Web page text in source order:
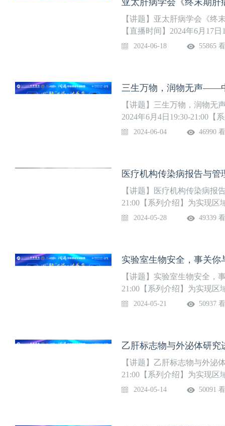
亚太肝病学会《终末期
【讲题】亚太肝病学会《终
【直播时间】2024年6月17
服务同质化，完善感染科人
2024-06-18 55865
三生万物，润物无声——
【讲题】三生万物，润物
2024年6月4日19:30-21:00【
善感染科人才梯队，华中科
2024-06-04 46990
医疗机构传染病报告与管
【讲题】医疗机构传染病报
21:00【系列介绍】为实现
队，华中科技大学同济医学
2024-05-28 49339
实验室生物安全，事关你
【讲题】实验室生物安全，
21:00【系列介绍】为实现
队，华中科技大学同济医学
2024-05-21 50937
乙肝标志物与外泌体研究
【讲题】乙肝标志物与外泌
21:00【系列介绍】为实现
队，华中科技大学同济医学
2024-05-14 50091